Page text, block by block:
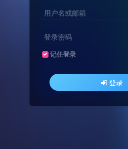
用户名或邮箱
登录密码
记住登录
登录